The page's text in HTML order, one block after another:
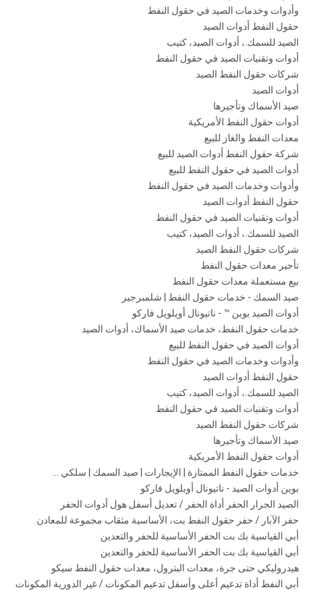
وأدوات وخدمات الصيد في حقول النفط
حقول النفط أدوات الصيد
الصيد للسمك.، أدوات الصيد، كتيب
أدوات وتقنيات الصيد في حقول النفط
شركات حقول النفط الصيد
أدوات الصيد
صيد الأسماك وتأجيرها
أدوات حقول النفط الأمريكية
معدات النفط والغاز للبيع
شركة حقول النفط أدوات الصيد للبيع
أدوات الصيد في حقول النفط للبيع
وأدوات وخدمات الصيد في حقول النفط
حقول النفط أدوات الصيد
أدوات وتقنيات الصيد في حقول النفط
الصيد للسمك.، أدوات الصيد، كتيب
شركات حقول النفط الصيد
تأجير معدات حقول النفط
بيع مستعملة معدات حقول النفط
صيد السمك - خدمات حقول النفط | شلمبرجير
أدوات الصيد بوين ™ - ناتيونال أويلويل فاركو
خدمات حقول النفط، خدمات صيد الأسماك، أدوات الصيد
أدوات الصيد في حقول النفط للبيع
وأدوات وخدمات الصيد في حقول النفط
حقول النفط أدوات الصيد
الصيد للسمك.، أدوات الصيد، كتيب
أدوات وتقنيات الصيد في حقول النفط
شركات حقول النفط الصيد
صيد الأسماك وتأجيرها
أدوات حقول النفط الأمريكية
خدمات حقول النفط الممتازة | الإيجارات | صيد السمك | سلكي ...
بوين أدوات الصيد - ناتيونال أويلويل فاركو
الصيد الجرار الحفر أداة الحفر / تعديل أسفل هول أدوات الحفر
حفر الآبار / حفر حقول النفط بت، الأساسية مثقاب مجموعة للمعادن
أبي القياسية بك بت الحفر الأساسية للحفر والتعدين
أبي القياسية بك بت الحفر الأساسية للحفر والتعدين
هيدروليكي حتى جرة، معدات البترول، معدات حقول النفط سيكو
أبي النفط أداة تدعيم أعلى وأسفل تدعيم المكونات / غير الدورية المكونات